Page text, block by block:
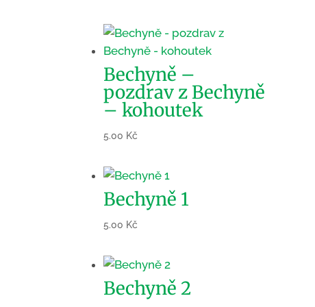
Bechyně –
pozdrav z Bechyně
– kohoutek
5.00 Kč
Bechyně 1
5.00 Kč
Bechyně 2